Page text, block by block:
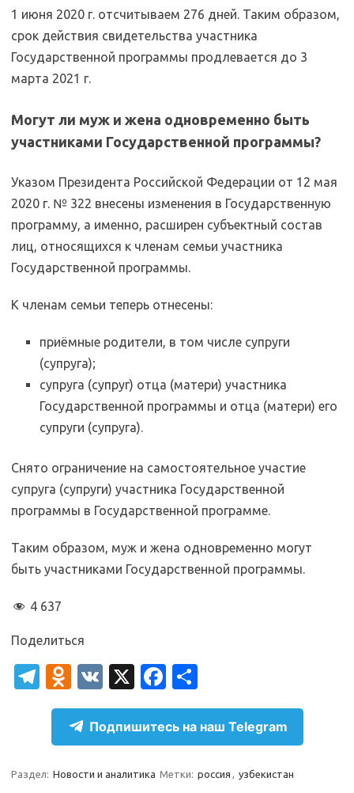
1 июня 2020 г. отсчитываем 276 дней. Таким образом,
срок действия свидетельства участника
Государственной программы продлевается до 3
марта 2021 г.
Могут ли муж и жена одновременно быть
участниками Государственной программы?
Указом Президента Российской Федерации от 12 мая
2020 г. № 322 внесены изменения в Государственную
программу, а именно, расширен субъектный состав
лиц, относящихся к членам семьи участника
Государственной программы.
К членам семьи теперь отнесены:
приёмные родители, в том числе супруги
(супруга);
супруга (супруг) отца (матери) участника
Государственной программы и отца (матери) его
супруги (супруга).
Снято ограничение на самостоятельное участие
супруга (супруги) участника Государственной
программы в Государственной программе.
Таким образом, муж и жена одновременно могут
быть участниками Государственной программы.
4 637
Поделиться
T
el
gr
a
O
d
n
o
kl
V
K
X
Fa
c
e
b
o
т
п
р
а
Подпишитесь на наш Telegram
Раздел: Новости и аналитика Метки: россия , узбекистан